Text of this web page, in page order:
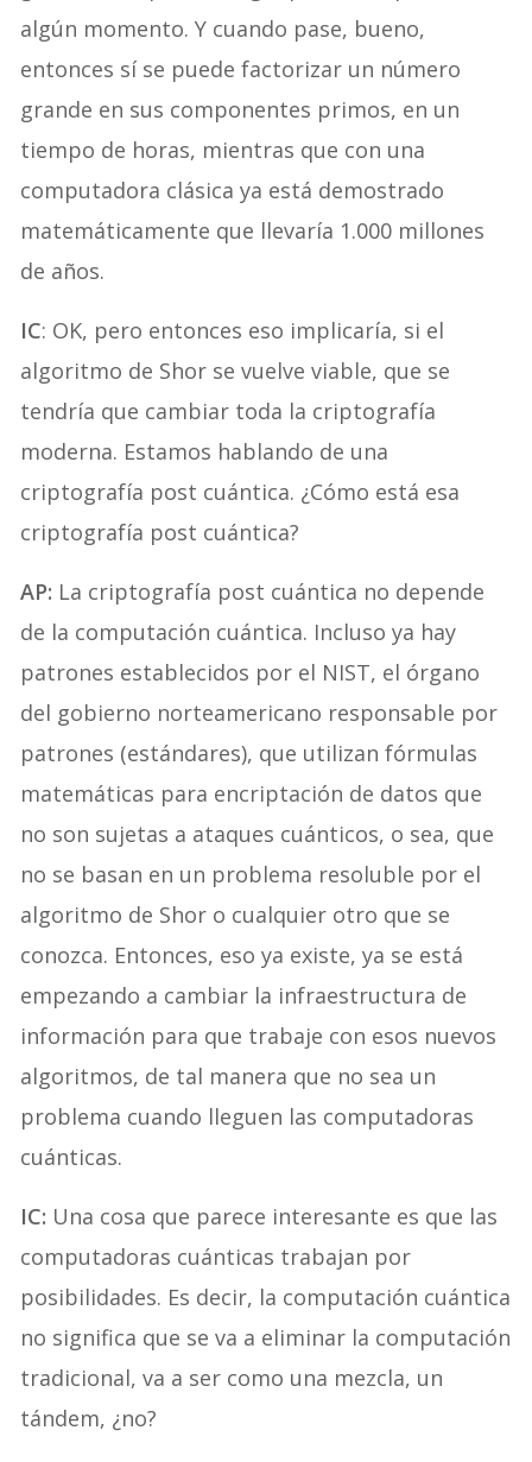
algún momento. Y cuando pase, bueno,
entonces sí se puede factorizar un número
grande en sus componentes primos, en un
tiempo de horas, mientras que con una
computadora clásica ya está demostrado
matemáticamente que llevaría 1.000 millones
de años.
IC: OK, pero entonces eso implicaría, si el
algoritmo de Shor se vuelve viable, que se
tendría que cambiar toda la criptografía
moderna. Estamos hablando de una
criptografía post cuántica. ¿Cómo está esa
criptografía post cuántica?
AP: La criptografía post cuántica no depende
de la computación cuántica. Incluso ya hay
patrones establecidos por el NIST, el órgano
del gobierno norteamericano responsable por
patrones (estándares), que utilizan fórmulas
matemáticas para encriptación de datos que
no son sujetas a ataques cuánticos, o sea, que
no se basan en un problema resoluble por el
algoritmo de Shor o cualquier otro que se
conozca. Entonces, eso ya existe, ya se está
empezando a cambiar la infraestructura de
información para que trabaje con esos nuevos
algoritmos, de tal manera que no sea un
problema cuando lleguen las computadoras
cuánticas.
IC: Una cosa que parece interesante es que las
computadoras cuánticas trabajan por
posibilidades. Es decir, la computación cuántica
no significa que se va a eliminar la computación
tradicional, va a ser como una mezcla, un
tándem, ¿no?